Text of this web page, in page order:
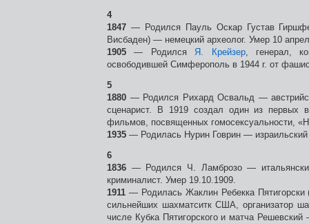
4
1847 — Родился Пауль Оскар Густав
Висбаден) — немецкий археолог. Умер 10
1905 — РодилсяЯ. Крейзер, генерал,
освободившей Симферополь в 1944 г. от
5
1880 — Родился Рихард Освальд —
сценарист. В 1919 создал один из первых
фильмов, посвященных гомосексуальности,
1935 — Родилась Нурин Говрин — израильский
6
1836 — Родился Ч. Ламброзо —
криминалист. Умер 19.10.1909.
1911 — Родилась Жаклин Ребекка
сильнейших шахматситк США, организатор
числе Кубка Пятигорского и матча